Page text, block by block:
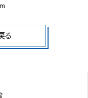
る